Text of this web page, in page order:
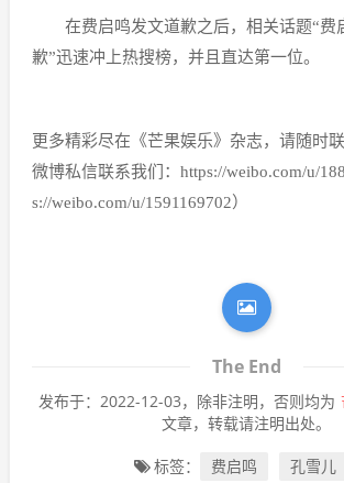
在费启鸣发文道歉之后，相关话题“费
歉”迅速冲上热搜榜，并且直达第一位。
更多精彩尽在《芒果娱乐》杂志，请随时
微博私信联系我们：https://weibo.com/u/
s://weibo.com/u/1591169702）
The End
发布于：2022-12-03，除非注明，否则均为
文章，转载请注明出处。
标签： 费启鸣 孔雪儿